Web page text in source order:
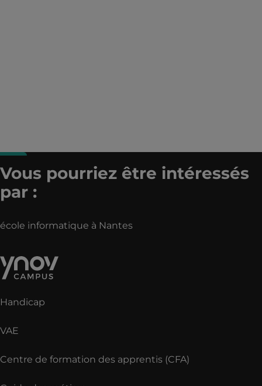
Vous pourriez être intéressés
par :
école informatique à Nantes
Handicap
VAE
Centre de formation des apprentis (CFA)